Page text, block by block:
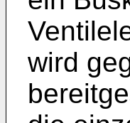
wird